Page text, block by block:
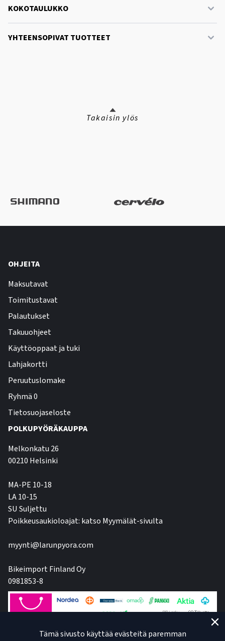
KOKOTAULUKKO
YHTEENSOPIVAT TUOTTEET
Takaisin ylös
OHJEITA
Maksutavat
Toimitustavat
Palautukset
Takuuohjeet
Käyttöoppaat ja tuki
Lahjakortti
Peruutuslomake
Ryhmä 0
Tietosuojaseloste
POLKUPYÖRÄKAUPPA
Melkonkatu 26
00210 Helsinki
MA-PE 10-18
LA 10-15
SU Suljettu
Poikkeusaukioloajat: katso Myymälät-sivulta
myynti@larunpyora.com
Bikeimport Finland Oy
0981853-8
Tämä sivusto käyttää evästeitä paremman